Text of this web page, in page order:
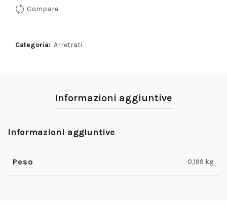
Compare
Categoria: Arretrati
Informazioni aggiuntive
Informazioni aggiuntive
Peso 0,199 kg